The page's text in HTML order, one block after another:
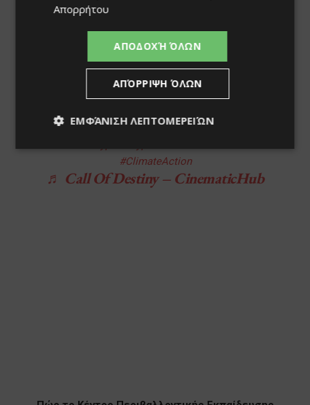
Απορρήτου
ΑΠΟΔΟΧΉ ΌΛΩΝ
ΑΠΌΡΡΙΨΗ ΌΛΩΝ
ΕΜΦΆΝΙΣΗ ΛΕΠΤΟΜΕΡΕΙΏΝ